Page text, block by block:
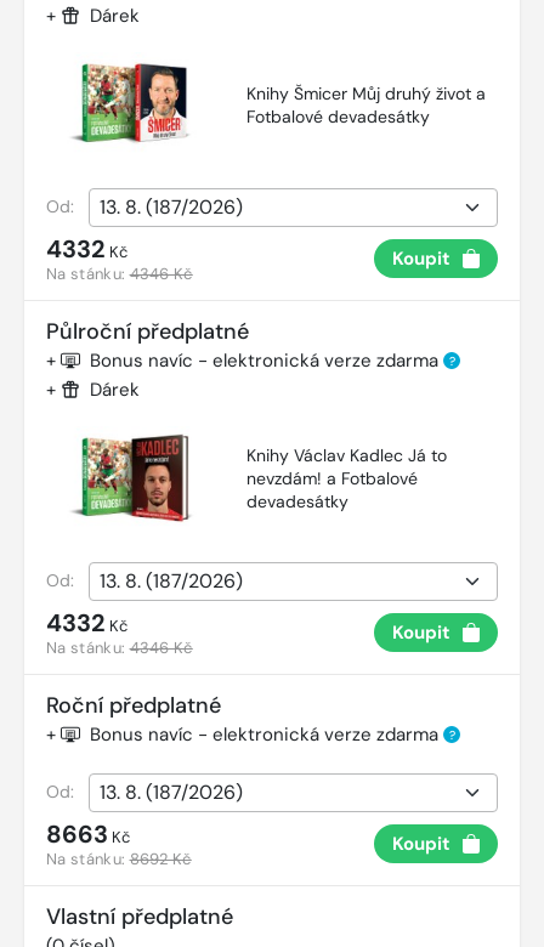
+ Dárek
Knihy Šmicer Můj druhý život a
Fotbalové devadesátky
Od:
4332 Kč
Na stánku:4346 Kč
Koupit
Půlroční předplatné
+ Bonus navíc - elektronická verze zdarma ?
+ Dárek
Knihy Václav Kadlec Já to
nevzdám! a Fotbalové
devadesátky
Od:
4332 Kč
Na stánku:4346 Kč
Koupit
Roční předplatné
+ Bonus navíc - elektronická verze zdarma ?
Od:
8663 Kč
Na stánku:8692 Kč
Koupit
Vlastní předplatné